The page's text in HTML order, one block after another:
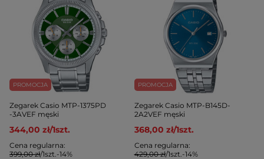
PROMOCJA
Zegarek Casio MTP-1375PD
-3AVEF męski
344,00 zł/1szt.
Cena regularna:
399,00 zł/1szt.-14%
PROMOCJA
Zegarek Casio MTP-B145D-
2A2VEF męski
368,00 zł/1szt.
Cena regularna:
429,00 zł/1szt.-14%